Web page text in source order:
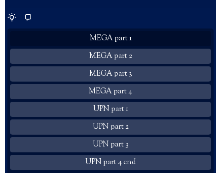
MEGA part 1
MEGA part 2
MEGA part 3
MEGA part 4
UPN part 1
UPN part 2
UPN part 3
UPN part 4 end